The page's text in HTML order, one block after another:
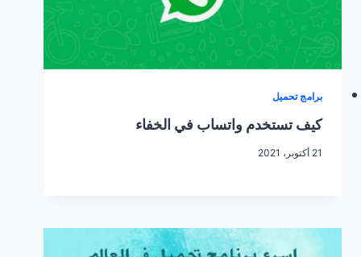
برامج تحميل
كيف تستخدم واتساب في الخفاء
21 أكتوبر، 2021